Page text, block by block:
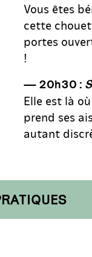
Vous êtes
cette
portes
!
— 20h30 :
Elle est là
prend ses
autant